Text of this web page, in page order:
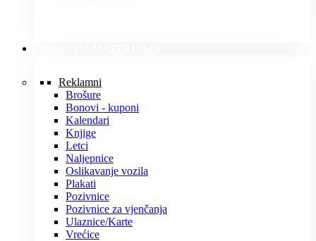
Reklamni
Brošure
Bonovi - kuponi
Kalendari
Knjige
Letci
Naljepnice
Oslikavanje vozila
Plakati
Pozivnice
Pozivnice za vjenčanja
Ulaznice/Karte
Vrećice